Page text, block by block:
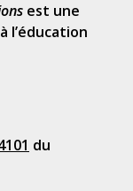
est une
l’éducation
du